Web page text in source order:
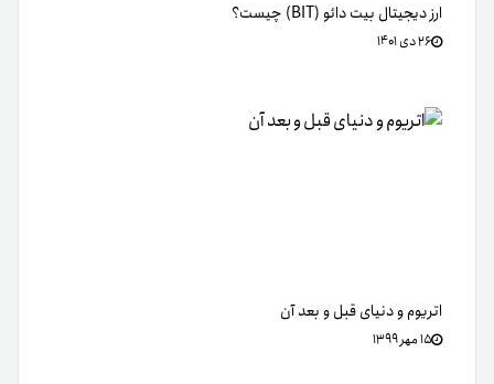
ارز دیجیتال بیت دائو (BIT) چیست؟
۲۶ دی ۱۴۰۱
اتریوم و دنیای قبل و بعد آن
۱۵ مهر ۱۳۹۹